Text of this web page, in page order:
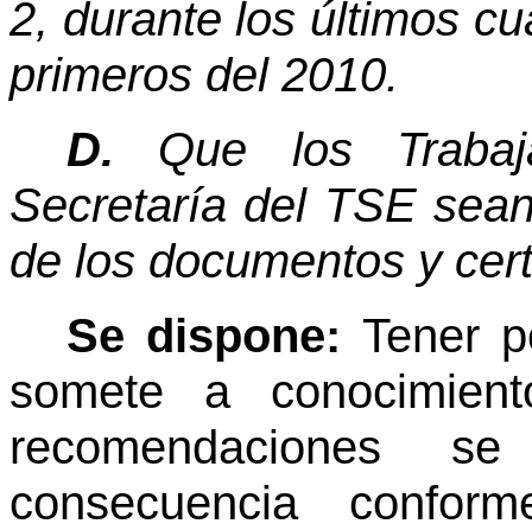
2, durante los últimos
primeros del 2010.
D. Que los
Secretaría del TSE
de los documentos y
Se dispone: Tener
somete a
recomendaciones
consecuencia